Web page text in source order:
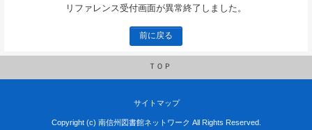
リファレンス受付画面が異常終了しました。
前に戻る
ＴＯＰ
サイトマップ
Copyright (c) 南信州図書館ネットワーク All Rights Reserved.